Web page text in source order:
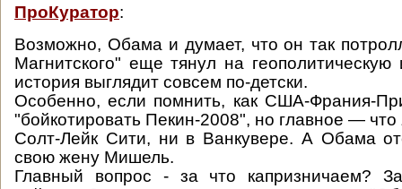
ПроКуратор:
Возможно, Обама и думает, что он так
Магнитского" еще тянул на
история выглядит совсем по-детски.
Особенно, если помнить, как США-Франия-
"бойкотировать Пекин-2008", но главное — что
Солт-Лейк Сити, ни в Ванкувере. А Обама
свою жену Мишель.
Главный вопрос - за что капризничаем?